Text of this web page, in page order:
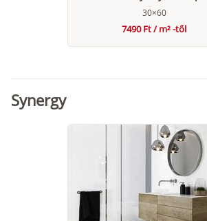
30×60
7490 Ft / m² -től
Synergy